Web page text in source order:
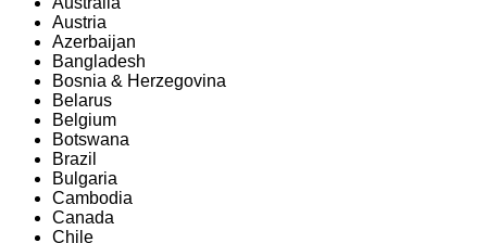
Austria
Azerbaijan
Bangladesh
Bosnia & Herzegovina
Belarus
Belgium
Botswana
Brazil
Bulgaria
Cambodia
Canada
Chile